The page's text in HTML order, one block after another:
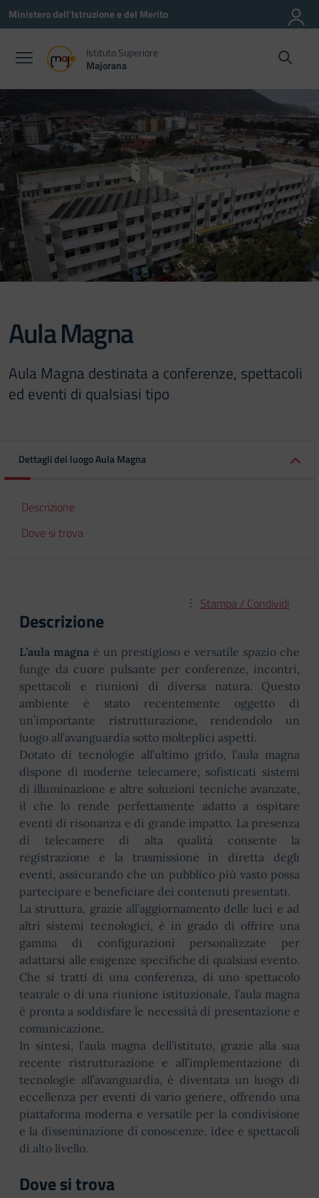
Vai ai contenuti
Vai al menu di navigazione
Vai al footer
Ministero dell'Istruzione e del Merito
Istituto Superiore
Majorana
Aula Magna
Aula Magna destinata a conferenze, spettacoli
ed eventi di qualsiasi tipo
Dettagli del luogo Aula Magna
Descrizione
Dove si trova
Stampa / Condividi
Descrizione
L’aula magna è un prestigioso e versatile spazio che
funge da cuore pulsante per conferenze, incontri,
spettacoli e riunioni di diversa natura. Questo
ambiente è stato recentemente oggetto di
un’importante ristrutturazione, rendendolo un
luogo all’avanguardia sotto molteplici aspetti.
Dotato di tecnologie all’ultimo grido, l’aula magna
dispone di moderne telecamere, sofisticati sistemi
di illuminazione e altre soluzioni tecniche avanzate,
il che lo rende perfettamente adatto a ospitare
eventi di risonanza e di grande impatto. La presenza
di telecamere di alta qualità consente la
registrazione e la trasmissione in diretta degli
eventi, assicurando che un pubblico più vasto possa
partecipare e beneficiare dei contenuti presentati.
La struttura, grazie all’aggiornamento delle luci e ad
altri sistemi tecnologici, è in grado di offrire una
gamma di configurazioni personalizzate per
adattarsi alle esigenze specifiche di qualsiasi evento.
Che si tratti di una conferenza, di uno spettacolo
teatrale o di una riunione istituzionale, l’aula magna
è pronta a soddisfare le necessità di presentazione e
comunicazione.
In sintesi, l’aula magna dell’istituto, grazie alla sua
recente ristrutturazione e all’implementazione di
tecnologie all’avanguardia, è diventata un luogo di
eccellenza per eventi di vario genere, offrendo una
piattaforma moderna e versatile per la condivisione
e la disseminazione di conoscenze, idee e spettacoli
di alto livello.
Dove si trova